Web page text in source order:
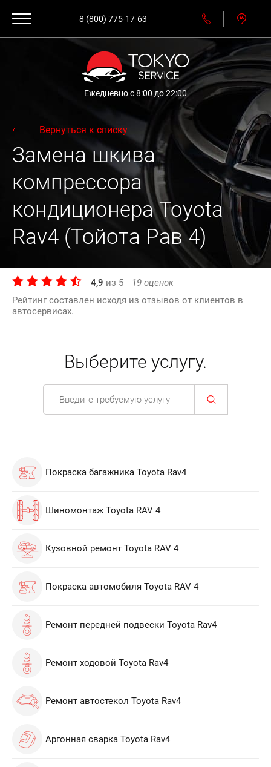
8 (800) 775-17-63
Ежедневно с 8:00 до 22:00
Вернуться к списку
Замена шкива
компрессора
кондиционера Toyota
Rav4 (Тойота Рав 4)
4,9 из 5 19 оценок
Рейтинг составлен исходя из отзывов от клиентов в
автосервисах.
Выберите услугу.
Покраска багажника Toyota Rav4
Шиномонтаж Toyota RAV 4
Кузовной ремонт Toyota RAV 4
Покраска автомобиля Toyota RAV 4
Ремонт передней подвески Toyota Rav4
Ремонт ходовой Toyota Rav4
Ремонт автостекол Toyota Rav4
Аргонная сварка Toyota Rav4